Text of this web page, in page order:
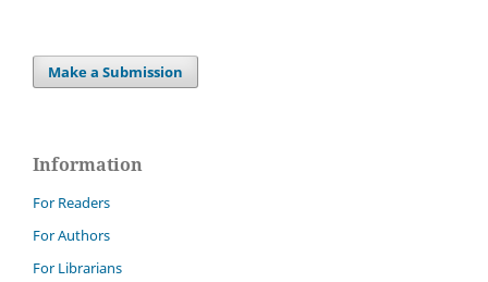
Make a Submission
Information
For Readers
For Authors
For Librarians